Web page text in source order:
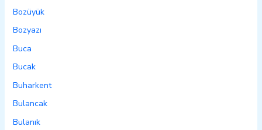
Bozüyük
Bozyazı
Buca
Bucak
Buharkent
Bulancak
Bulanık